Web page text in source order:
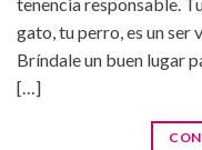
gato, tu perro, es un ser
Bríndale un buen lugar
[…]